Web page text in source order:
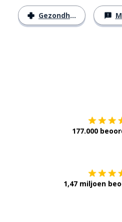
Gezondheid
177.000
1,47 miljoen